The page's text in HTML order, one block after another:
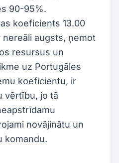
90-95%.
koeficients 13.00
nereāli augsts, ņemot
resursus un
uz Portugāles
koeficientu, ir
vērtību, jo tā
novājinātu un
komandu.